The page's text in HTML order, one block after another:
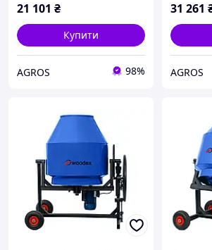
21 101 ₴
Купити
AGROS 98%
31 261
AGROS